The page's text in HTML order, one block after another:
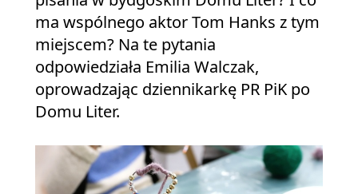
ma wspólnego aktor Tom Hanks z tym
miejscem? Na te pytania
odpowiedziała Emilia Walczak,
oprowadzając dziennikarkę PR PiK po
Domu Liter.